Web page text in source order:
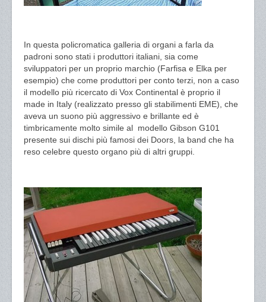
In questa policromatica galleria di organi a farla da
padroni sono stati i produttori italiani, sia come
sviluppatori per un proprio marchio (Farfisa e Elka per
esempio) che come produttori per conto terzi, non a caso
il modello più ricercato di Vox Continental è proprio il
made in Italy (realizzato presso gli stabilimenti EME), che
aveva un suono più aggressivo e brillante ed è
timbricamente molto simile al modello Gibson G101
presente sui dischi più famosi dei Doors, la band che ha
reso celebre questo organo più di altri gruppi.